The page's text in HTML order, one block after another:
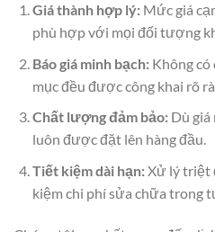
Giá thành hợp lý:Mức giá
phù hợp với mọi đối tượng
Báo giá minh bạch:Không có
mục đều được công khai rõ
Chất lượng đảm bảo:Dù giá
luôn được đặt lên hàng đầu.
Tiết kiệm dài hạn:Xử lý triệt
kiệm chi phí sửa chữa trong